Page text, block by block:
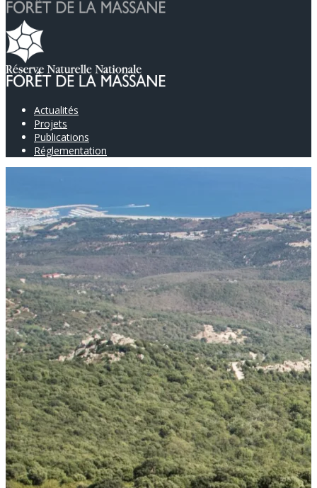
Actualités
Projets
Publications
Réglementation